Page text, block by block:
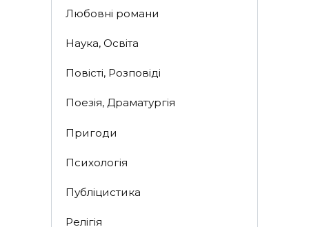
Любовні романи
Наука, Освіта
Повісті, Розповіді
Поезія, Драматургія
Пригоди
Психологія
Публіцистика
Релігія